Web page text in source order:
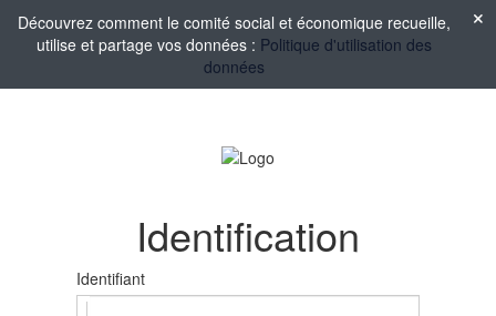
Découvrez comment le comité social et économique recueille,
utilise et partage vos données : Politique d'utilisation des
données
Identification
Identifiant